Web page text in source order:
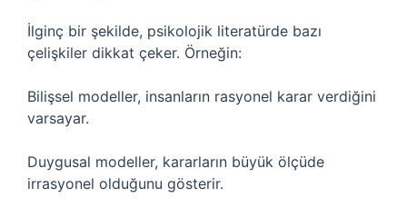
İlginç bir şekilde, psikolojik literatürde bazı
çelişkiler dikkat çeker. Örneğin:
Bilişsel modeller, insanların rasyonel karar verdiğini
varsayar.
Duygusal modeller, kararların büyük ölçüde
irrasyonel olduğunu gösterir.